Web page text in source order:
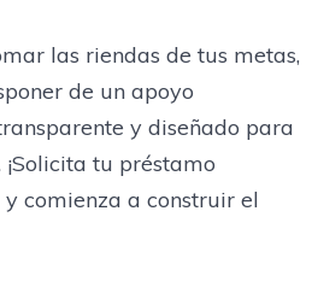
las riendas de tus metas,
de un apoyo
y diseñado para
tu préstamo
comienza a construir el